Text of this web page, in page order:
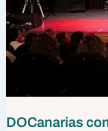
DOCanarias